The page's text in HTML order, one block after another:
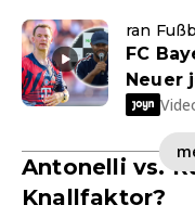
ran
FC
Neuer
Antonelli vs.
Knallfaktor?